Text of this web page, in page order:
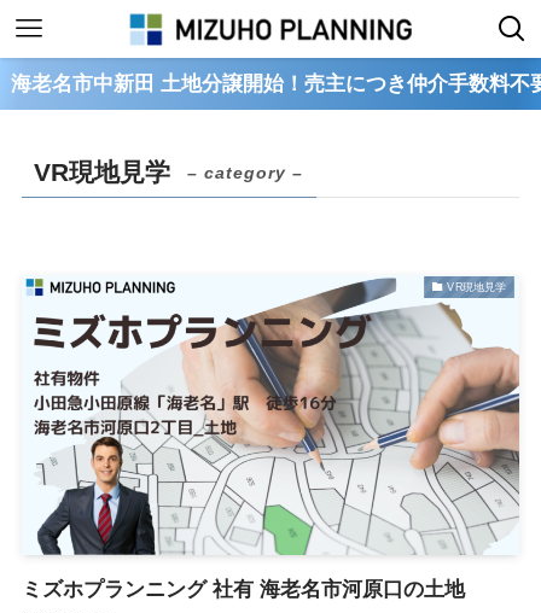
中新田 土地分譲開始！売主につき仲介手数料不要
VR現地見学 – category –
VR現地見学
ミズホプランニング 社有 海老名市河原口の土地